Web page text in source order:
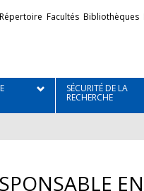
Liens
Répertoire Facultés Bibliothèques
SÉCURITÉ DE LA
RECHERCHE